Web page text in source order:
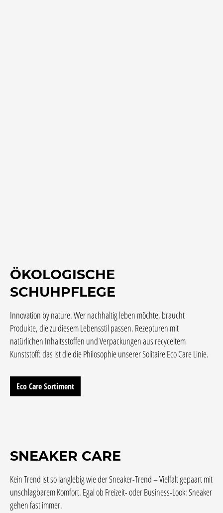
ÖKOLOGISCHE
SCHUHPFLEGE
Innovation by nature. Wer nachhaltig leben möchte, braucht
Produkte, die zu diesem Lebensstil passen. Rezepturen mit
natürlichen Inhaltsstoffen und Verpackungen aus recyceltem
Kunststoff: das ist die die Philosophie unserer Solitaire Eco Care Linie.
Eco Care Sortiment
SNEAKER CARE
Kein Trend ist so langlebig wie der Sneaker-Trend – Vielfalt gepaart mit
unschlagbarem Komfort. Egal ob Freizeit- oder Business-Look: Sneaker
gehen fast immer.